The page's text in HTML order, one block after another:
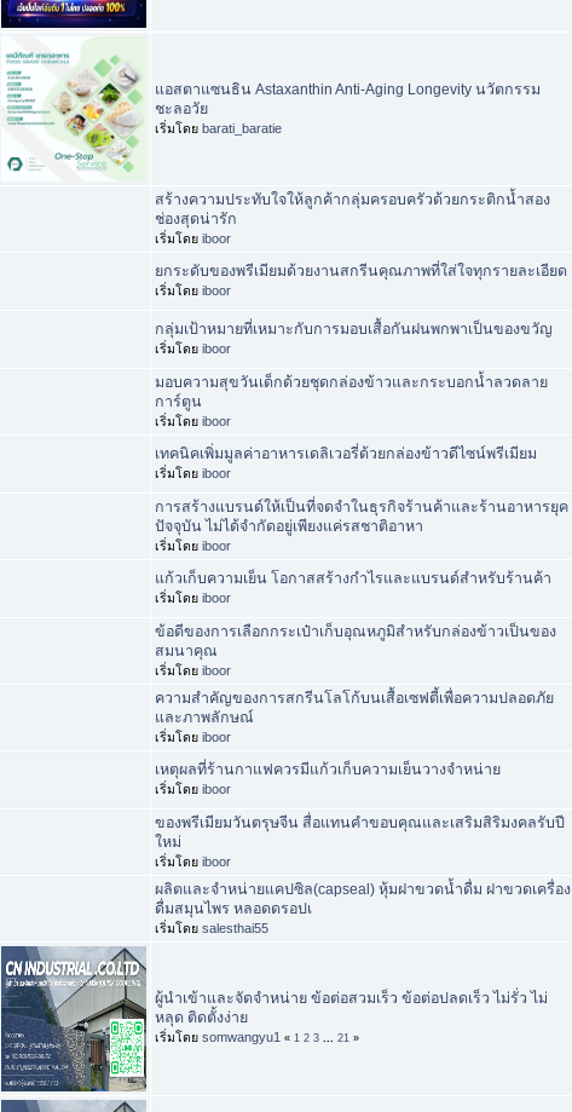
แอสตาแซนธิน Astaxanthin Anti-Aging Longevity นวัตกรรม
ชะลอวัย
เริ่มโดยbarati_baratie
สร้างความประทับใจให้ลูกค้ากลุ่มครอบครัวด้วยกระติกน้ำสอง
ช่องสุดน่ารัก
เริ่มโดยiboor
ยกระดับของพรีเมียมด้วยงานสกรีนคุณภาพที่ใส่ใจทุกรายละเอียด
เริ่มโดยiboor
กลุ่มเป้าหมายที่เหมาะกับการมอบเสื้อกันฝนพกพาเป็นของขวัญ
เริ่มโดยiboor
มอบความสุขวันเด็กด้วยชุดกล่องข้าวและกระบอกน้ำลวดลาย
การ์ตูน
เริ่มโดยiboor
เทคนิคเพิ่มมูลค่าอาหารเดลิเวอรี่ด้วยกล่องข้าวดีไซน์พรีเมียม
เริ่มโดยiboor
การสร้างแบรนด์ให้เป็นที่จดจำในธุรกิจร้านค้าและร้านอาหารยุค
ปัจจุบัน ไม่ได้จำกัดอยู่เพียงแค่รสชาติอาหา
เริ่มโดยiboor
แก้วเก็บความเย็น โอกาสสร้างกำไรและแบรนด์สำหรับร้านค้า
เริ่มโดยiboor
ข้อดีของการเลือกกระเป๋าเก็บอุณหภูมิสำหรับกล่องข้าวเป็นของ
สมนาคุณ
เริ่มโดยiboor
ความสำคัญของการสกรีนโลโก้บนเสื้อเซฟตี้เพื่อความปลอดภัย
และภาพลักษณ์
เริ่มโดยiboor
เหตุผลที่ร้านกาแฟควรมีแก้วเก็บความเย็นวางจำหน่าย
เริ่มโดยiboor
ของพรีเมียมวันตรุษจีน สื่อแทนคำขอบคุณและเสริมสิริมงคลรับปี
ใหม่
เริ่มโดยiboor
ผลิตและจำหน่ายแคปซิล(capseal) หุ้มฝาขวดน้ำดื่ม ฝาขวดเครื่อง
ดื่มสมุนไพร หลอดดรอปเ
เริ่มโดยsalesthai55
ผู้นำเข้าและจัดจำหน่าย ข้อต่อสวมเร็ว ข้อต่อปลดเร็ว ไม่รั่ว ไม่
หลุด ติดตั้งง่าย
เริ่มโดยsomwangyu1 «1 2 3 ...21 »